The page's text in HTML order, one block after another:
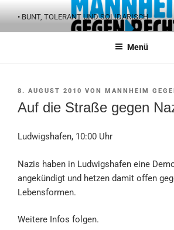
Inhalt
springen
• BUNT, TOLERANT UND SOLIDARISCH
Menü
VERÖFFENTLICHT
8. AUGUST 2010 VON MANNHEIM
Auf die Straße gegen
Ludwigshafen, 10:00 Uhr
Nazis haben in Ludwigshafen eine
angekündigt und hetzen damit offen
Lebensformen.
Weitere Infos folgen.